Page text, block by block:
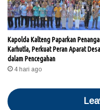
Kapolda Kalteng Paparkan
Karhutla, Perkuat Peran Aparat Desa
dalam Pencegahan
4 hari ago